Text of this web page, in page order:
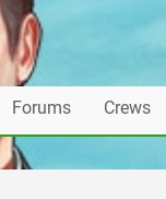
Forums Crews